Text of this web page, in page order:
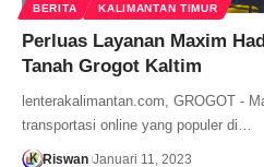
BERITA KALIMANTAN TIMUR
Perluas Layanan Maxim
Tanah Grogot Kaltim
lenterakalimantan.com, GROGOT -
transportasi online yang populer di…
Riswan Januari 11, 2023